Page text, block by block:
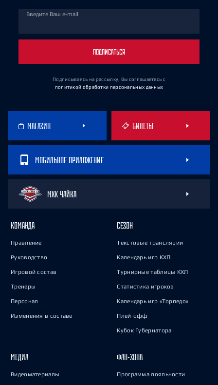
Введите Ваш e-mail
ПОДПИСАТЬСЯ
Подписываясь на рассылку, Вы соглашаетесь с
политикой обработки персональных данных
МАГАЗИН БИЛЕТЫ
МОБИЛЬНОЕ ПРИЛОЖЕНИЕ
МХК ЧАЙКА
КОМАНДА
Правление
Руководство
Игровой состав
Тренеры
Персонал
Изменения в составе
СЕЗОН
Текстовые трансляции
Календарь игр КХЛ
Турнирные таблицы КХЛ
Статистика игроков
Календарь игр «Торпедо»
Плей-офф
Кубок Губернатора
МЕДИА
Видеоматериалы
ФАН-ЗОНА
Программа лояльности